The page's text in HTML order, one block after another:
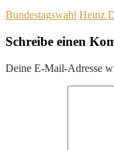
Bundestagswahl Heinz
Schreibe einen
Deine E-Mail-Adresse